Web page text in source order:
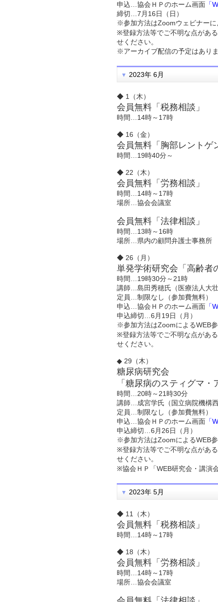
申込…協会ＨＰのホーム画面 「
締切…7月16日（日）
※参加方法はZoomウェビナー
※登録方法等でご不明な点があ
せください。
※アーカイブ配信の予定はあり
2023年 6月
◆ 1（木）
会員無料「税務相談」
時間…14時～17時
◆ 16（金）
会員無料「胸部レントゲ
時間…19時40分～
◆ 22（木）
会員無料「労務相談」
時間…14時～17時
場所…協会会議室
会員無料「法律相談」
時間…13時～16時
場所…県内の顧問弁護士事務所
◆ 26（月）
単発学術研究会「高齢者
時間…19時30分～21時
講師…島田秀穂氏（医療法人大
定員…制限なし（参加費無料）
申込…協会ＨＰのホーム画面 「
申込締切…6月19日（月）
※参加方法はZoomによるWEB
※登録方法等でご不明な点があ
せください。
◆ 29（木）
糖尿病研究会
「糖尿病のスティグマ
時間…20時～21時30分
講師…成宮学氏（国立病院機構
定員…制限なし（参加費無料）
申込…協会ＨＰのホーム画面 「
申込締切…6月26日（月）
※参加方法はZoomによるWEB
※登録方法等でご不明な点があ
せください。
※協会ＨＰ「WEB研究会・講演
2023年 5月
◆ 11（木）
会員無料「税務相談」
時間…14時～17時
◆ 18（木）
会員無料「労務相談」
時間…14時～17時
場所…協会会議室